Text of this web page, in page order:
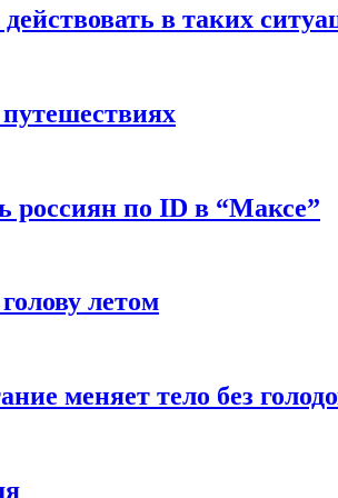
в таких
россиян по ID в “Максе”
летом
меняет тело без